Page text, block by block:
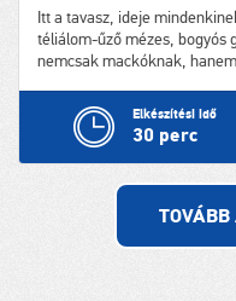
Itt a tavasz, ideje
téliálom-űző mézes, bogyós
nemcsak mackóknak,
Elkészítési idő
30 perc
TOVÁBB